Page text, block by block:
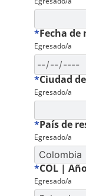
Fecha
*
Egresado/a
Ciudad
*
Egresado/a
País de
*
Egresado/a
COL |
*
Egresado/a